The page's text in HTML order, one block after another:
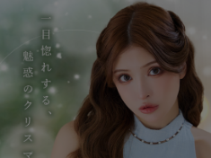
L.A.import
ROBE de FLEURS
Glossy
膝丈ドレス
ロングドレス
キャバヒール